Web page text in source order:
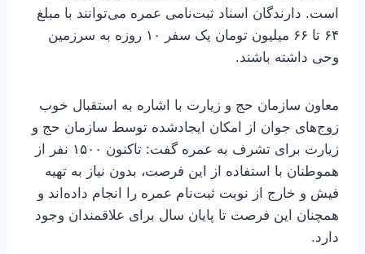
است. دارندگان اسناد ثبت‌نامی عمره می‌توانند با مبلغ
۶۴ تا ۶۶ میلیون تومان یک سفر ۱۰ روزه به سرزمین
وحی داشته باشند.
معاون سازمان حج و زیارت با اشاره به استقبال خوب
زوج‌های جوان از امکان ایجادشده توسط سازمان حج و
زیارت برای تشرف به عمره گفت: تاکنون ۱۵۰۰ نفر از
هموطنان با استفاده از این فرصت، بدون نیاز به تهیه
فیش و خارج از نوبت ثبت‌نام عمره را انجام داده‌اند و
همچنان این فرصت تا پایان سال برای علاقمندان وجود
دارد.